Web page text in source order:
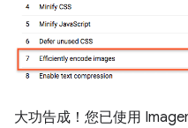
大功告成！您已使用